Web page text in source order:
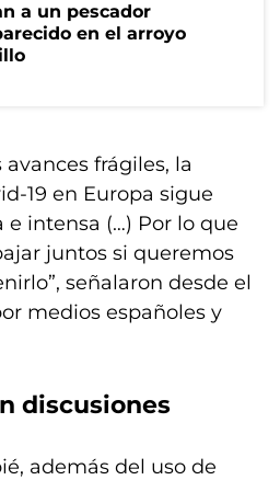
a un pescador
en el arroyo
avances frágiles, la
19 en Europa sigue
e intensa (…) Por lo que
juntos si queremos
señalaron desde el
medios españoles y
discusiones
además del uso de